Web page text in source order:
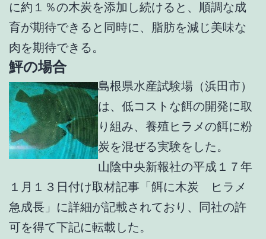
に約１％の木炭を添加し続けると、順調な成
育が期待できると同時に、脂肪を減じ美味な
肉を期待できる。
鮃の場合
島根県水産試験場（浜田市）
は、低コストな餌の開発に取
り組み、養殖ヒラメの餌に粉
炭を混ぜる実験をした。
山陰中央新報社の平成１７年
１月１３日付け取材記事「餌に木炭 ヒラメ
急成長」に詳細が記載されており、同社の許
可を得て下記に転載した。